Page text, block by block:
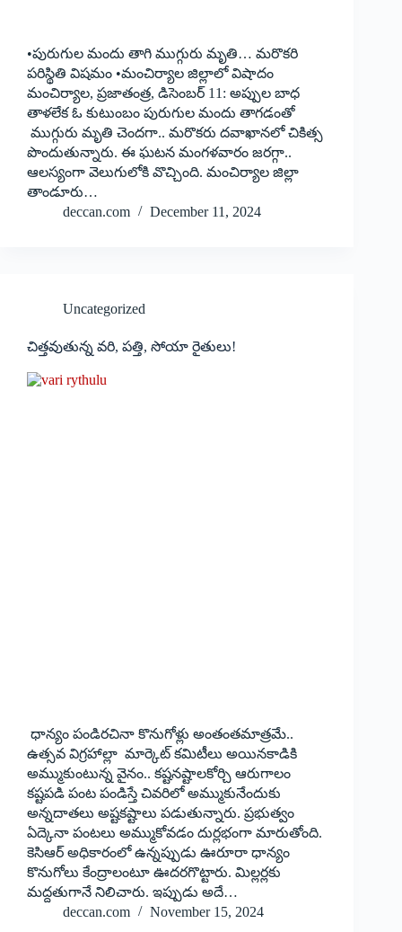
•పురుగుల మందు తాగి ముగ్గురు మృతి… మరొకరి
పరిస్థితి విషమం •మంచిర్యాల జిల్లాలో విషాదం
మంచిర్యాల, ప్రజాతంత్ర, డిసెంబర్‌ 11: అప్పుల బాధ
తాళలేక ఓ కుటుంబం పురుగుల మందు తాగడంతో
ముగ్గురు మృతి చెందగా.. మరొకరు దవాఖానలో చికిత్స
పొందుతున్నారు. ఈ ఘటన మంగళవారం జరగ్గా..
ఆలస్యంగా వెలుగులోకి వొచ్చింది. మంచిర్యాల జిల్లా
తాండూరు…
deccan.com
December 11, 2024
Uncategorized
చిత్తవుతున్న వరి, పత్తి, సోయా రైతులు!
ధాన్యం పండిరచినా కొనుగోళ్లు అంతంతమాత్రమే..
ఉత్సవ విగ్రహాల్లా మార్కెట్‌ కమిటీలు అయినకాడికి
అమ్ముకుంటున్న వైనం.. కష్టనష్టాలకోర్చి ఆరుగాలం
కష్టపడి పంట పండిస్తే చివరిలో అమ్ముకునేందుకు
అన్నదాతలు అష్టకష్టాలు పడుతున్నారు. ప్రభుత్వం
ఏద్కెనా పంటలు అమ్ముకోవడం దుర్లభంగా మారుతోంది.
కెసిఆర్‌ అధికారంలో ఉన్నప్పుడు ఊరూరా ధాన్యం
కొనుగోలు కేంద్రాలంటూ ఊదరగొట్టారు. మిల్లర్లకు
మద్దతుగానే నిలిచారు. ఇప్పుడు అదే…
deccan.com
November 15, 2024